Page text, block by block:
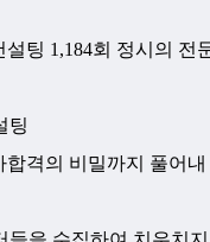
팅 1,184회 정시의 전
팅
격의 비밀까지 풀어